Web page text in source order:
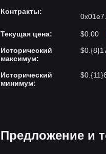
Контракты:
0x01e7
Текущая цена: $0.00
Исторический
максимум:
Исторический
минимум:
Предложение и